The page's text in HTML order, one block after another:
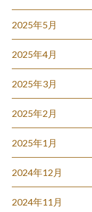
2025年5月
2025年4月
2025年3月
2025年2月
2025年1月
2024年12月
2024年11月